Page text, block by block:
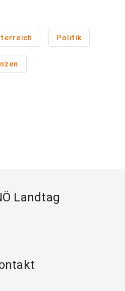
Politik
Landtag